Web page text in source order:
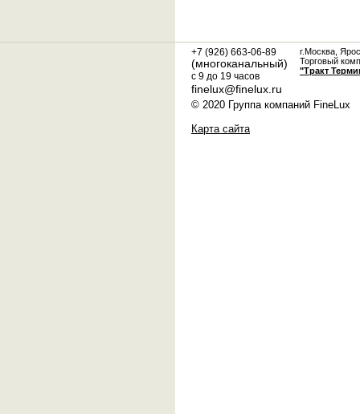
+7 (926) 663-06-89
(многоканальный)
с 9 до 19 часов
finelux@finelux.ru
г.Москва,
Торговый
"Тракт
© 2020 Группа компаний FineLux
Карта сайта